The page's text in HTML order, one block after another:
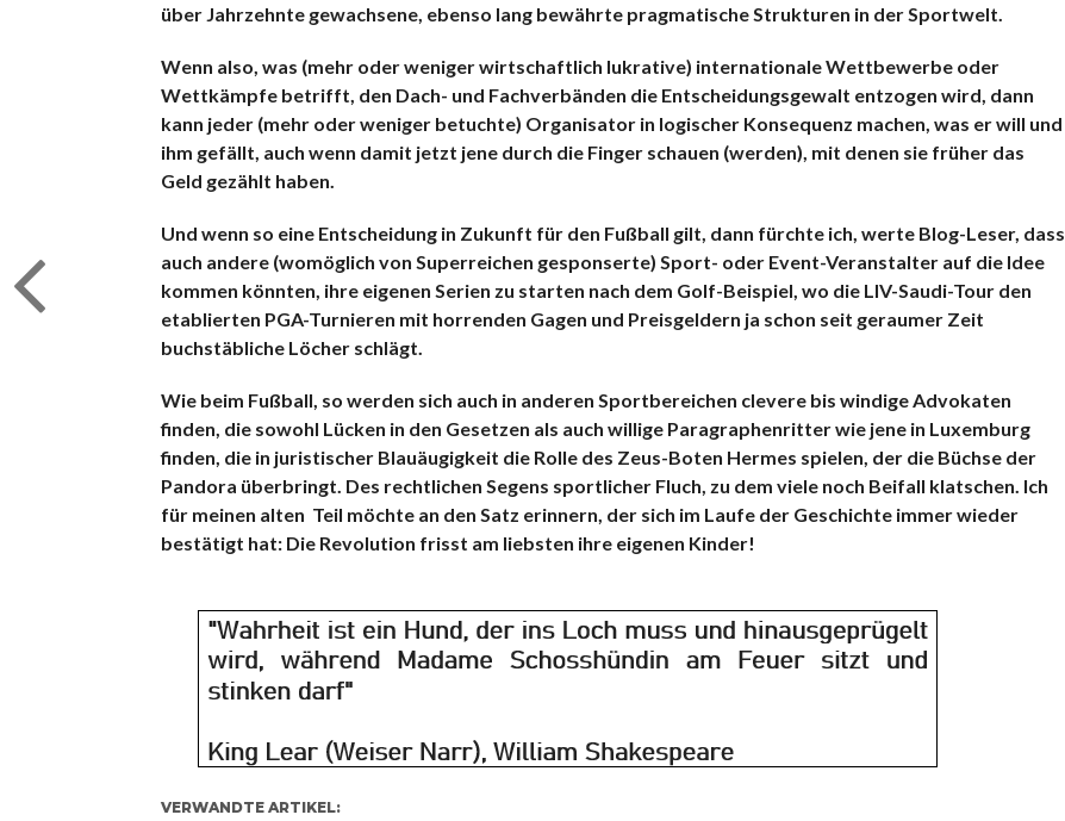
über Jahrzehnte gewachsene, ebenso lang bewährte pragmatische Strukturen in der Sportwelt.
Wenn also, was (mehr oder weniger wirtschaftlich lukrative) internationale Wettbewerbe oder
Wettkämpfe betrifft, den Dach- und Fachverbänden die Entscheidungsgewalt entzogen wird, dann
kann jeder (mehr oder weniger betuchte) Organisator in logischer Konsequenz machen, was er will und
ihm gefällt, auch wenn damit jetzt jene durch die Finger schauen (werden), mit denen sie früher das
Geld gezählt haben.
Und wenn so eine Entscheidung in Zukunft für den Fußball gilt, dann fürchte ich, werte Blog-Leser, dass
auch andere (womöglich von Superreichen gesponserte) Sport- oder Event-Veranstalter auf die Idee
kommen könnten, ihre eigenen Serien zu starten nach dem Golf-Beispiel, wo die LIV-Saudi-Tour den
etablierten PGA-Turnieren mit horrenden Gagen und Preisgeldern ja schon seit geraumer Zeit
buchstäbliche Löcher schlägt.
Wie beim Fußball, so werden sich auch in anderen Sportbereichen clevere bis windige Advokaten
finden, die sowohl Lücken in den Gesetzen als auch willige Paragraphenritter wie jene in Luxemburg
finden, die in juristischer Blauäugigkeit die Rolle des Zeus-Boten Hermes spielen, der die Büchse der
Pandora überbringt. Des rechtlichen Segens sportlicher Fluch, zu dem viele noch Beifall klatschen. Ich
für meinen alten Teil möchte an den Satz erinnern, der sich im Laufe der Geschichte immer wieder
bestätigt hat: Die Revolution frisst am liebsten ihre eigenen Kinder!
VERWANDTE ARTIKEL: